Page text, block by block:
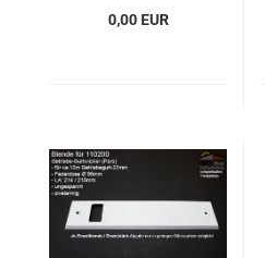
0,00 EUR